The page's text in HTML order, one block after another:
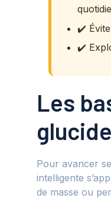
✔️
✔️
Les
Pour avancer
intelligente
de masse ou